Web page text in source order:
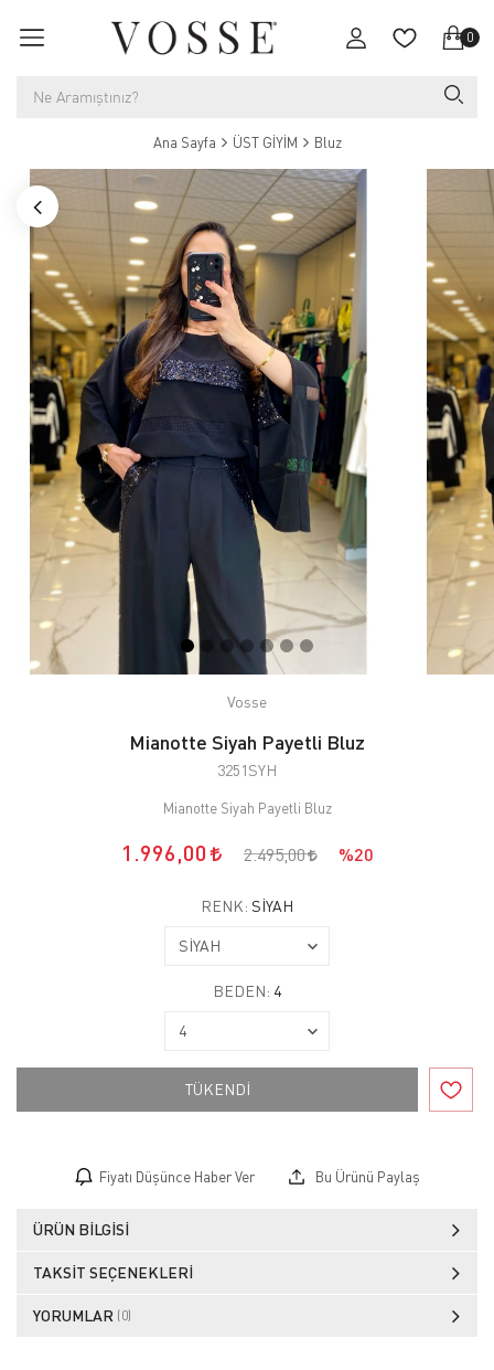
0
Ana Sayfa ÜST GİYİM Bluz
Vosse
Mianotte Siyah Payetli Bluz
3251SYH
Mianotte Siyah Payetli Bluz
1.996,00 2.495,00 %20
RENK: SİYAH
BEDEN: 4
TÜKENDİ
Fiyatı Düşünce Haber Ver Bu Ürünü Paylaş
ÜRÜN BILGISI
TAKSIT SEÇENEKLERI
YORUMLAR (0)